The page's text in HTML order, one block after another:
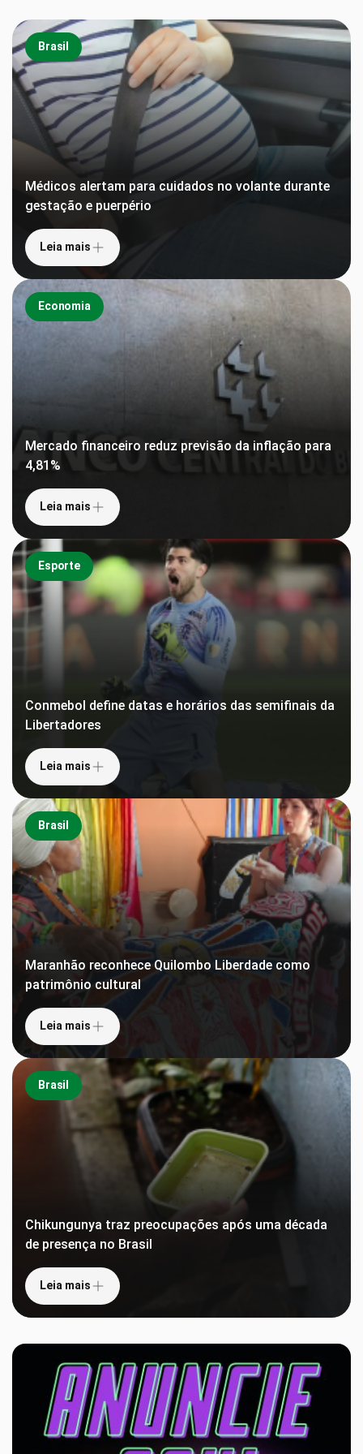
Brasil
Médicos alertam para cuidados no volante durante
gestação e puerpério
Leia mais
Economia
Mercado financeiro reduz previsão da inflação para
4,81%
Leia mais
Esporte
Conmebol define datas e horários das semifinais da
Libertadores
Leia mais
Brasil
Maranhão reconhece Quilombo Liberdade como
patrimônio cultural
Leia mais
Brasil
Chikungunya traz preocupações após uma década
de presença no Brasil
Leia mais